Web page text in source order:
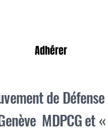
Adhérer
de
MDPCG et